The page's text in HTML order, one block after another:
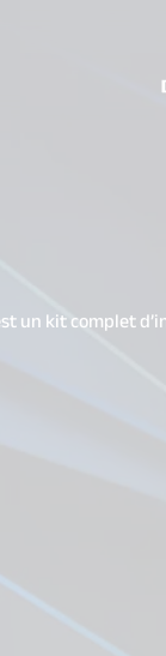
un kit complet